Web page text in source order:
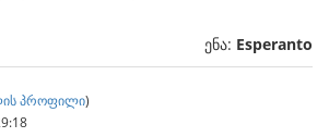
ენა: Esperanto
პროფილი)